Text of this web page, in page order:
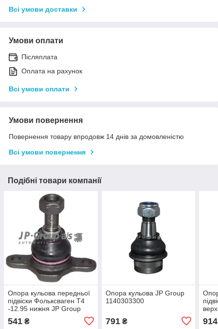
Всі умови доставки
Умови оплати
Післяплата
Оплата на рахунок
Всі умови оплати
Умови повернення
Повернення товару впродовж 14 днів за домовленістю
Всі умови повернення
Подібні товари компанії
Опора кульова передньої
підвіски Фольксваген Т4
-12.95 нижня JP Group
541 ₴
Опора кульова JP Group
1140303300
791₴ 914